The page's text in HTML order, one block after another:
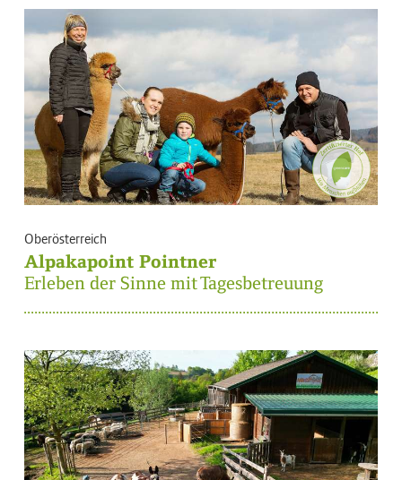
Oberösterreich
Alpakapoint Pointner
Erleben der Sinne mit Tagesbetreuung